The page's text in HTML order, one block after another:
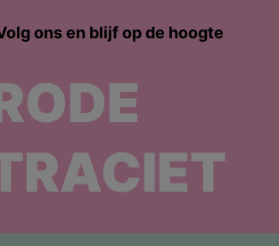
ons en blijf op de hoogte